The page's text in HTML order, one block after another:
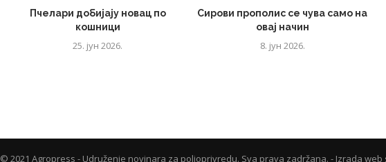
Пчелари добијају новац по
кошници
25. јун 2026.
Сирови прополис се чува само на
овај начин
8. јун 2026.
© 2021 Agropress - Udruženje novinara za poljoprivredu. Sva prava zadržana. - Izrada web